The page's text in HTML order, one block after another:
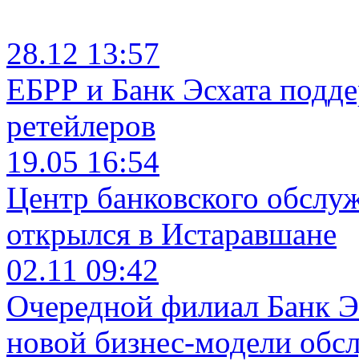
28.12 13:57
ЕБРР и Банк Эсхата
ретейлеров
19.05 16:54
Центр банковского
открылся в Истаравшане
02.11 09:42
Очередной филиал Банк
новой бизнес-модели